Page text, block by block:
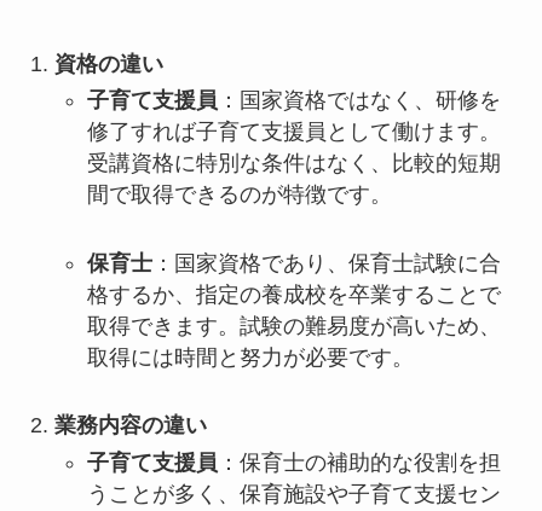
資格の違い
子育て支援員 ：国家資格ではなく、研修を
修了すれば子育て支援員として働けます。
受講資格に特別な条件はなく、比較的短期
間で取得できるのが特徴です。
保育士：国家資格であり、保育士試験に合
格するか、指定の養成校を卒業することで
取得できます。試験の難易度が高いため、
取得には時間と努力が必要です。
業務内容の違い
子育て支援員 ：保育士の補助的な役割を担
うことが多く、保育施設や子育て支援セン